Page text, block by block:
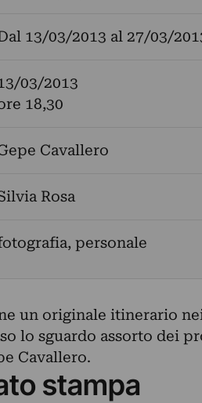
13/03/2013 al 27/03/
03/2013
18,30
Cavallero
Rosa
personale
un originale itinerario
lo sguardo assorto dei
Cavallero.
stampa